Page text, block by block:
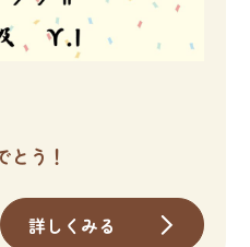
う！
詳しくみる